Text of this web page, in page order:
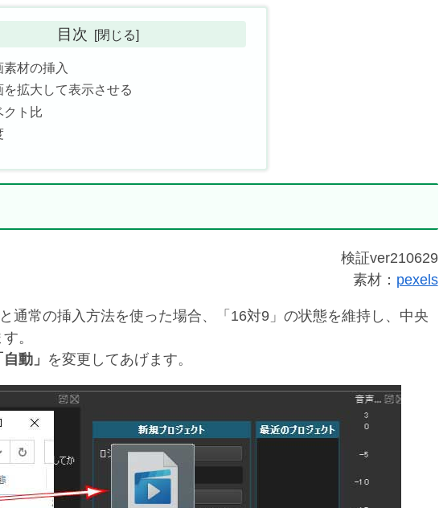
目次
素材の挿入
を拡大して表示させる
クト比
検証ver210629
素材： pexels
通常の挿入方法を使った場合、「16対9」の状態を維持し、中央
。
自動」 を変更してあげます。